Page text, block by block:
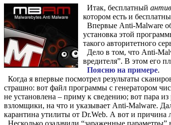
Итак, бесплатный
котором есть и
Впервые Anti-Malware
установка этой
такого авторитетного
Дело в том, что Anti-
вредителя”. В этом его
Поясню на примере.
Когда я впервые посмотрел результаты
страшно: вот файл программы с генератором
не установлена – приму к сведению; вот пара
взломщики, на что и указывает Anti-Malware.
карантина утилиты от Dr.Web. А вот и причина
Несколько озадачили “зараженные